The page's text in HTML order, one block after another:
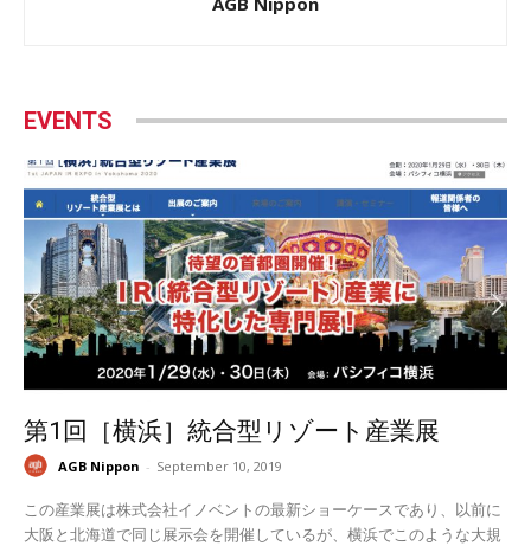
EVENTS
第1回［横浜］統合型リゾート産業展
AGB Nippon - September 10, 2019
この産業展は株式会社イノベントの最新ショーケースであり、以前に
大阪と北海道で同じ展示会を開催しているが、横浜でこのような大規